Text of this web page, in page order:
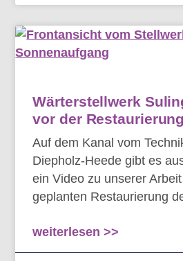
Wärterstellwerk
vor der Restaurierung
Auf dem Kanal vom
Diepholz-Heede gibt es
ein Video zu unserer
geplanten Restaurierung
weiterlesen >>